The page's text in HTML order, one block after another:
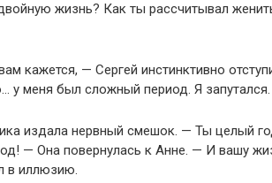
жизнь? Как ты рассчитывал
кажется, — Сергей инстинктивно
у меня был сложный период. Я запутался.
издала нервный смешок. — Ты целый
— Она повернулась к Анне. — И вашу
в иллюзию.